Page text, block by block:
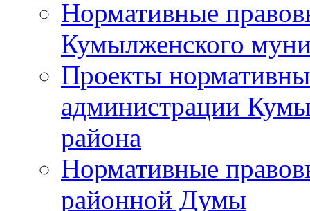
Нормативные
Кумылженского
Проекты
администрации
района
Нормативные
районной Думы